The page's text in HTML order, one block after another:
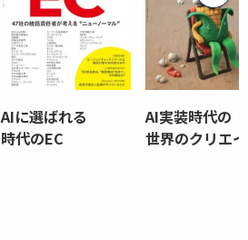
AIに選ばれる
時代のEC
AI実装時代の
世界のクリエ